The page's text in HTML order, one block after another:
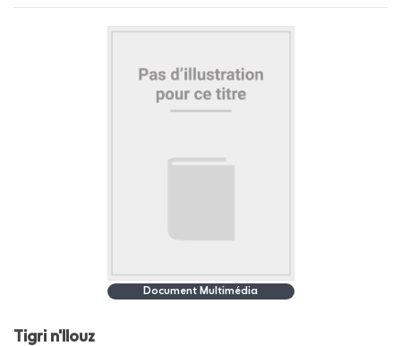
Document Multimédia
Tigri n'llouz